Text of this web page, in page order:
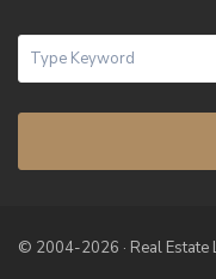
© 2004-2026 · Real Estate